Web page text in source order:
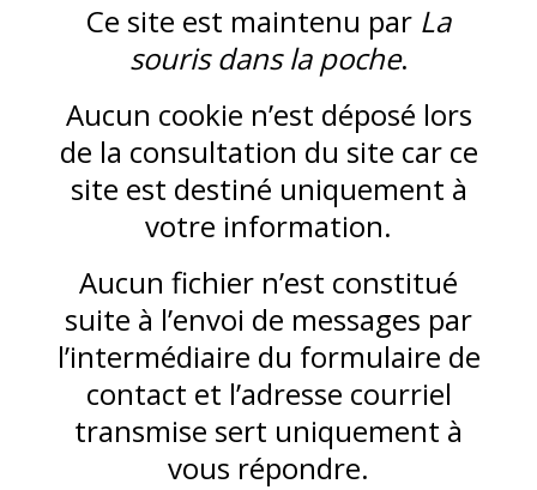
Ce site est maintenu par La
souris dans la poche.
Aucun cookie n’est déposé lors
de la consultation du site car ce
site est destiné uniquement à
votre information.
Aucun fichier n’est constitué
suite à l’envoi de messages par
l’intermédiaire du formulaire de
contact et l’adresse courriel
transmise sert uniquement à
vous répondre.